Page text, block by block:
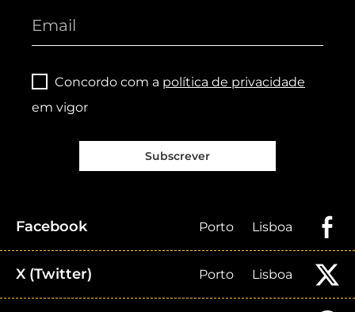
Concordo com a política de privacidade
em vigor
Subscrever
Facebook Porto Lisboa
X (Twitter) Porto Lisboa